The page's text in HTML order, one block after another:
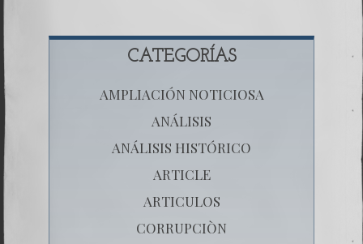
CATEGORÍAS
AMPLIACIÓN NOTICIOSA
ANÁLISIS
ANÁLISIS HISTÓRICO
ARTICLE
ARTICULOS
CORRUPCIÒN